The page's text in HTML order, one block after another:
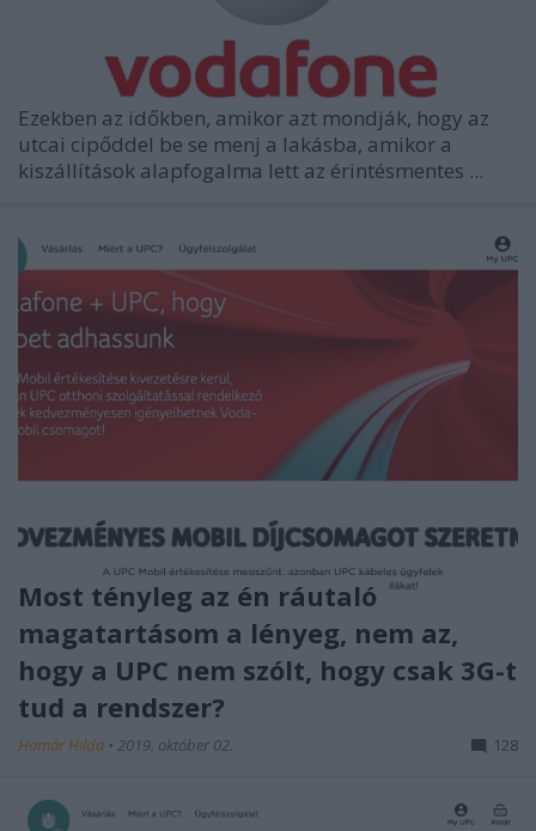
Ezekben az időkben, amikor azt mondják, hogy az
utcai cipőddel be se menj a lakásba, amikor a
kiszállítások alapfogalma lett az érintésmentes ...
Most tényleg az én ráutaló
magatartásom a lényeg, nem az,
hogy a UPC nem szólt, hogy csak 3G-t
tud a rendszer?
Homár Hilda • 2019. október 02. 128